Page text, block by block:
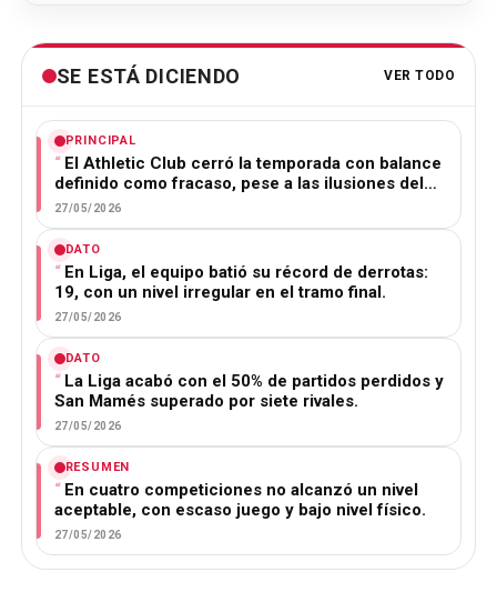
SE ESTÁ DICIENDO VER TODO
PRINCIPAL
El Athletic Club cerró la temporada con balance
definido como fracaso, pese a las ilusiones del…
27/05/2026
DATO
En Liga, el equipo batió su récord de derrotas:
19, con un nivel irregular en el tramo final.
27/05/2026
DATO
La Liga acabó con el 50% de partidos perdidos y
San Mamés superado por siete rivales.
27/05/2026
RESUMEN
En cuatro competiciones no alcanzó un nivel
aceptable, con escaso juego y bajo nivel físico.
27/05/2026